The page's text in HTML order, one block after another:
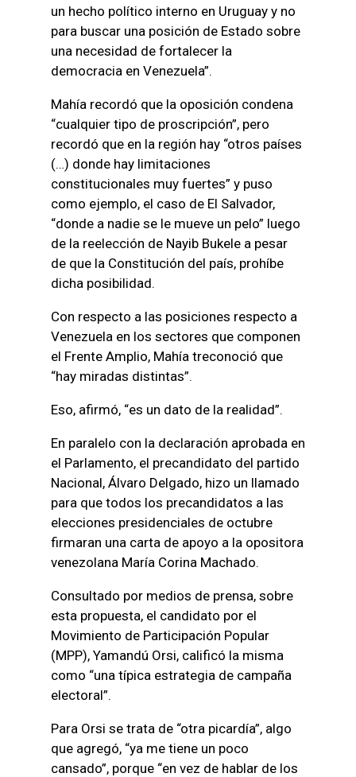
un hecho político interno en Uruguay y no
para buscar una posición de Estado sobre
una necesidad de fortalecer la
democracia en Venezuela”.
Mahía recordó que la oposición condena
“cualquier tipo de proscripción”, pero
recordó que en la región hay “otros países
(…) donde hay limitaciones
constitucionales muy fuertes” y puso
como ejemplo, el caso de El Salvador,
“donde a nadie se le mueve un pelo” luego
de la reelección de Nayib Bukele a pesar
de que la Constitución del país, prohíbe
dicha posibilidad.
Con respecto a las posiciones respecto a
Venezuela en los sectores que componen
el Frente Amplio, Mahía treconoció que
“hay miradas distintas”.
Eso, afirmó, “es un dato de la realidad”.
En paralelo con la declaración aprobada en
el Parlamento, el precandidato del partido
Nacional, Álvaro Delgado, hizo un llamado
para que todos los precandidatos a las
elecciones presidenciales de octubre
firmaran una carta de apoyo a la opositora
venezolana María Corina Machado.
Consultado por medios de prensa, sobre
esta propuesta, el candidato por el
Movimiento de Participación Popular
(MPP), Yamandú Orsi, calificó la misma
como “una típica estrategia de campaña
electoral”.
Para Orsi se trata de “otra picardía”, algo
que agregó, “ya me tiene un poco
cansado”, porque “en vez de hablar de los